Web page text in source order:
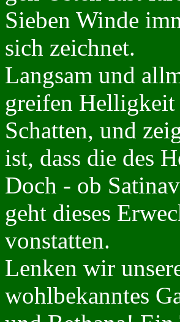
Sieben Winde
sich zeichnet.
Langsam und
greifen Helligkeit
Schatten, und
ist, dass die des
Doch - ob
geht dieses
vonstatten.
Lenken wir
wohlbekanntes